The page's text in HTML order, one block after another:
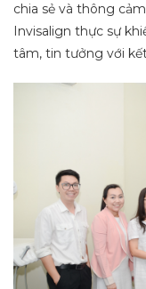
chia sẻ và thông
Invisalign thực sự
tâm, tin tưởng với